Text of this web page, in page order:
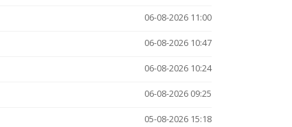
06-08-2026 11:00
06-08-2026 10:47
06-08-2026 10:24
06-08-2026 09:25
05-08-2026 15:18